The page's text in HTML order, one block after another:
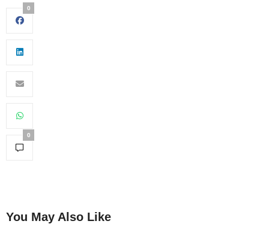
0
0
You May Also Like